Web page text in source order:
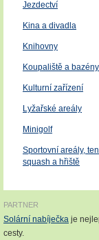
Jezdectví
Kina a divadla
Knihovny
Koupaliště a bazény
Kulturní zařízení
Lyžařské areály
Minigolf
Sportovní areály,
squash a hřiště
PARTNER
Solární nabíječka je
cesty.